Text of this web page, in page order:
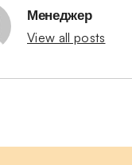
Менеджер
View all posts